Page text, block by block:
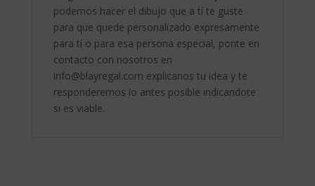
podemos hacer el dibujo que a tí te guste
para que quede personalizado expresamente
para tí o para esa persona especial, ponte en
contacto con nosotros en
info@blayregal.com explicanos tu idea y te
responderemos lo antes posible indicandote
si es viable.